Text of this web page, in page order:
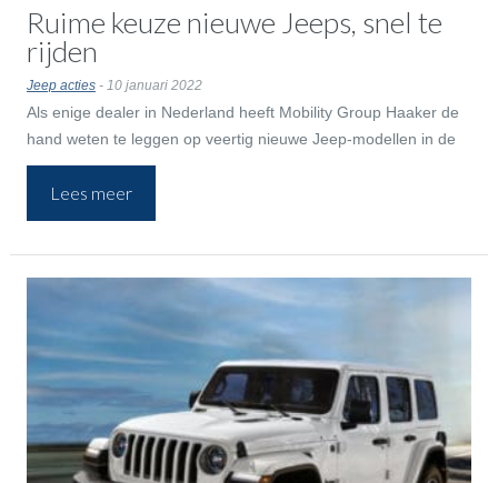
Ruime keuze nieuwe Jeeps, snel te
rijden
Jeep acties- 10 januari 2022
Als enige dealer in Nederland heeft Mobility Group Haaker de
hand weten te leggen op veertig nieuwe Jeep-modellen in de
showroom Amsterdam. Ook voor jou […]
Lees meer